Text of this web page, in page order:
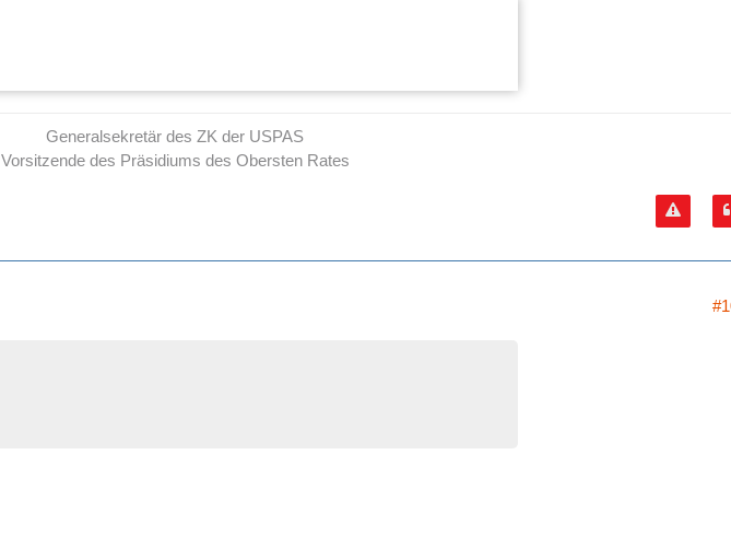
Generalsekretär des ZK der USPAS
Vorsitzende des Präsidiums des Obersten Rates